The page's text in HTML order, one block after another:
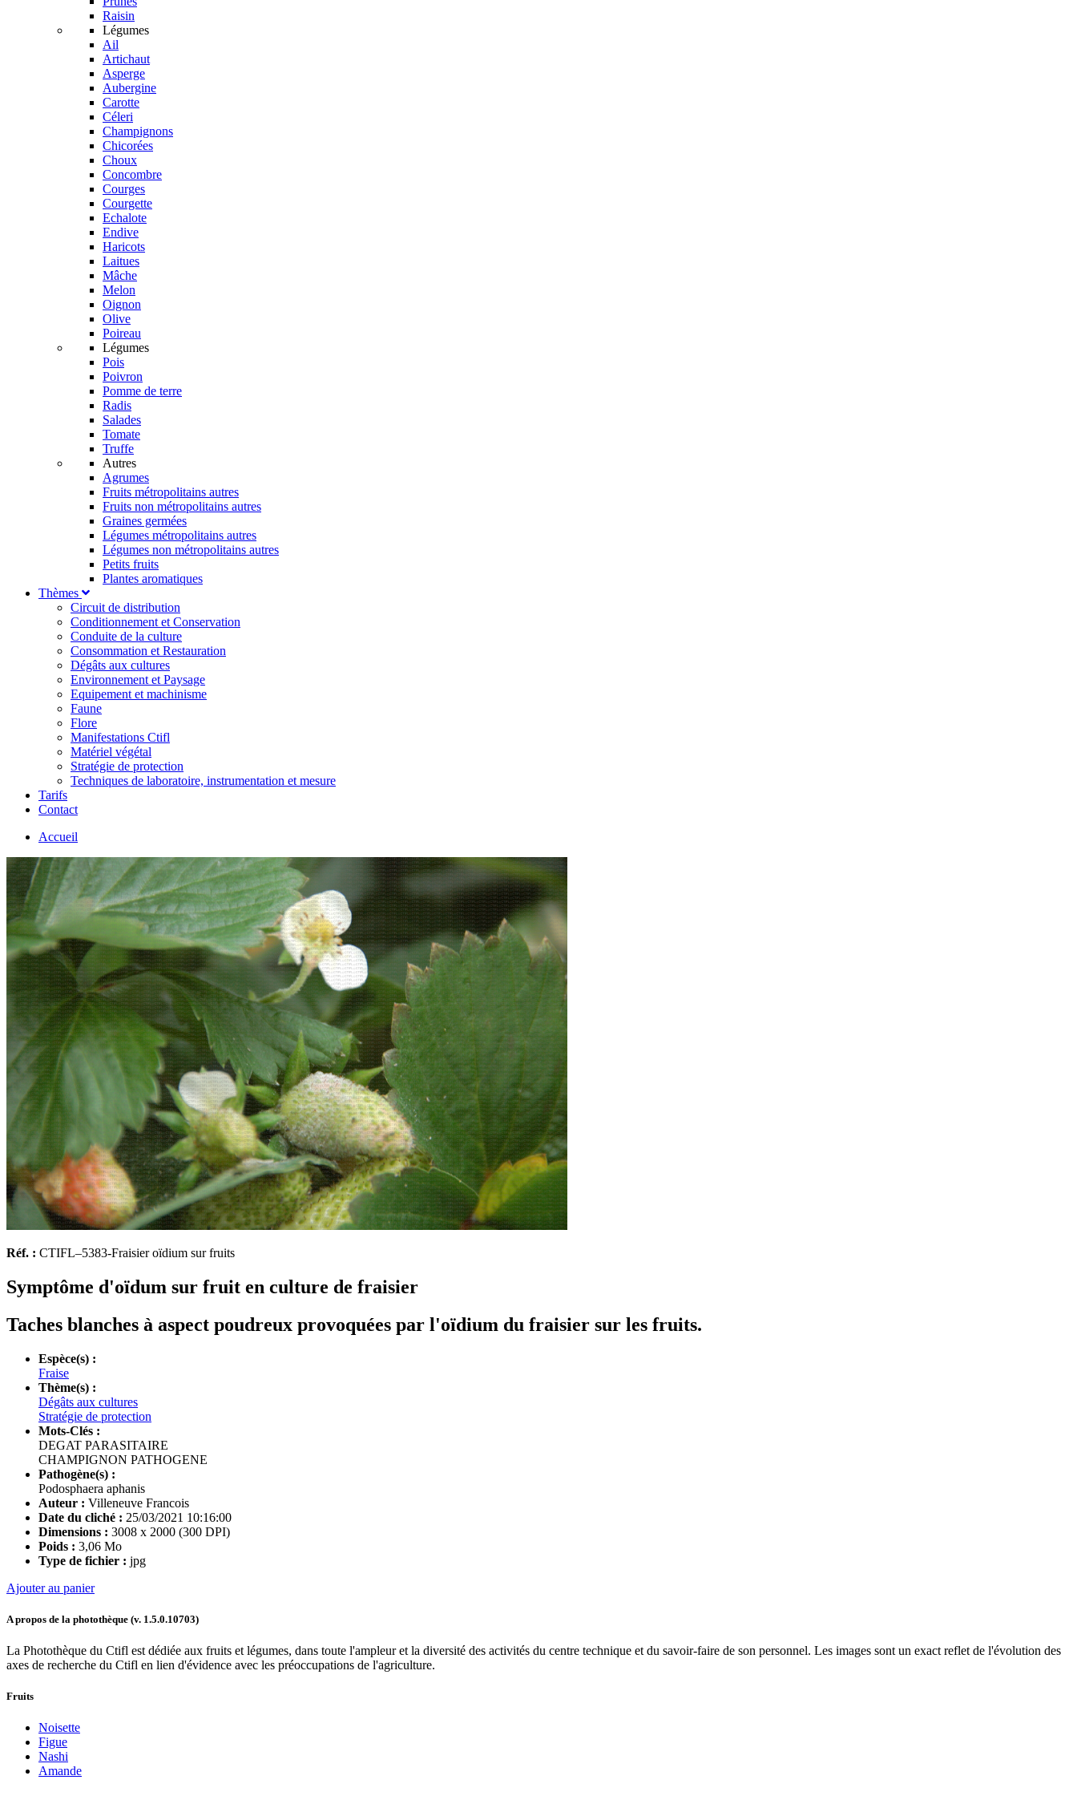
Raisin
Légumes
Ail
Artichaut
Asperge
Aubergine
Carotte
Céleri
Champignons
Chicorées
Choux
Concombre
Courges
Courgette
Echalote
Endive
Haricots
Laitues
Mâche
Melon
Oignon
Olive
Poireau
Légumes
Pois
Poivron
Pomme de terre
Radis
Salades
Tomate
Truffe
Autres
Agrumes
Fruits métropolitains autres
Fruits non métropolitains autres
Graines germées
Légumes métropolitains autres
Légumes non métropolitains autres
Petits fruits
Plantes aromatiques
Thèmes
Circuit de distribution
Conditionnement et Conservation
Conduite de la culture
Consommation et Restauration
Dégâts aux cultures
Environnement et Paysage
Equipement et machinisme
Faune
Flore
Manifestations Ctifl
Matériel végétal
Stratégie de protection
Techniques de laboratoire, instrumentation et mesure
Tarifs
Contact
Accueil
Réf. : CTIFL–5383-Fraisier oïdium sur fruits
Symptôme d'oïdum sur fruit en culture de fraisier
Taches blanches à aspect poudreux provoquées par l'oïdium du fraisier sur les fruits.
Espèce(s) :
Fraise
Thème(s) :
Dégâts aux cultures
Stratégie de protection
Mots-Clés :
DEGAT PARASITAIRE
CHAMPIGNON PATHOGENE
Pathogène(s) :
Podosphaera aphanis
Auteur : Villeneuve Francois
Date du cliché : 25/03/2021 10:16:00
Dimensions : 3008 x 2000 (300 DPI)
Poids : 3,06 Mo
Type de fichier : jpg
Ajouter au panier
A propos de la photothèque (v. 1.5.0.10703)
La Photothèque du Ctifl est dédiée aux fruits et légumes, dans toute l'ampleur et la diversité des activités du centre technique et du savoir-faire de son personnel. Les images sont un exact reflet de l'évolution des
axes de recherche du Ctifl en lien d'évidence avec les préoccupations de l'agriculture.
Fruits
Noisette
Figue
Nashi
Amande